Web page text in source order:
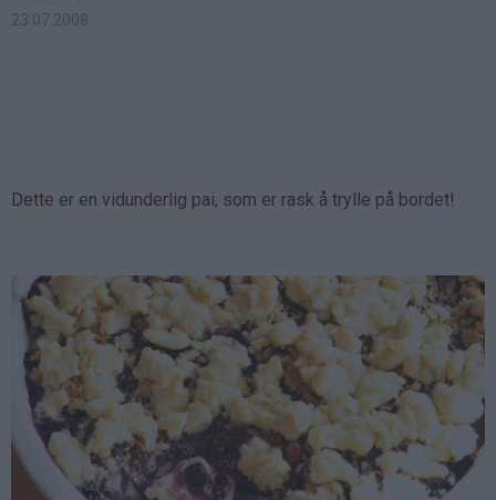
23.07.2008
Dette er en vidunderlig pai, som er rask å trylle på bordet!